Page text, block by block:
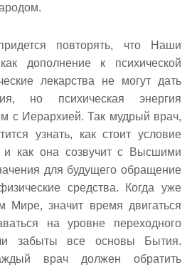
повторять, что Наши
дополнение к психической
лекарства не могут дать
но психическая энергия
с Иерархией. Так мудрый врач,
узнать, как стоит условие
и как она созвучит с Высшими
для будущего обращение
средства. Когда уже
Мире, значит время двигаться
на уровне переходного
забыты все основы Бытия.
врач должен обратить